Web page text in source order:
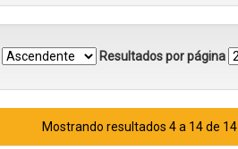
Resultados por página
Mostrando resultados 4 a 14 de 14